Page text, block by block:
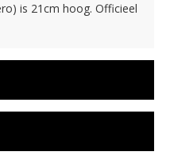
is 21cm hoog. Officieel